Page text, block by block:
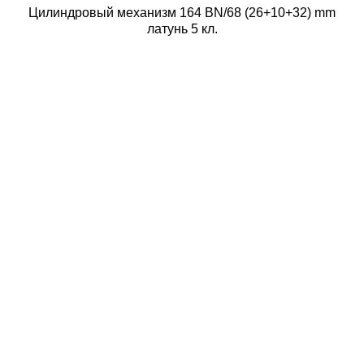
Цилиндровый механизм 164 BN/68 (26+10+32) mm
латунь 5 кл.